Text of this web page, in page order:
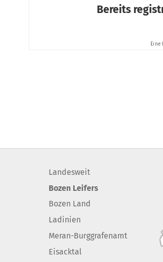
Landesweit
Bozen Leifers
Bozen Land
Ladinien
Meran-Burggrafenamt
Eisacktal